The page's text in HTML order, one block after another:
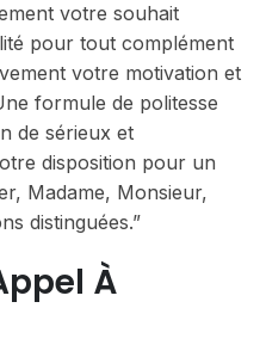
votre souhait
pour tout complément
votre motivation et
formule de politesse
de sérieux et
disposition pour un
Madame, Monsieur,
distinguées.”
À